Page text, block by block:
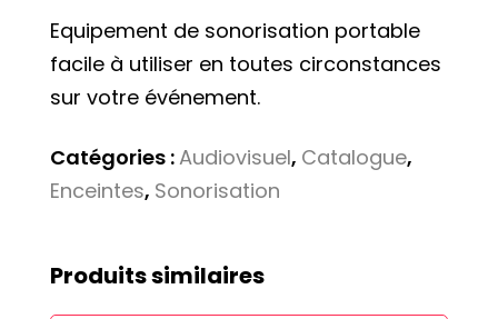
Equipement de sonorisation portable
facile à utiliser en toutes circonstances
sur votre événement.
Catégories :Audiovisuel, Catalogue,
Enceintes, Sonorisation
Produits similaires